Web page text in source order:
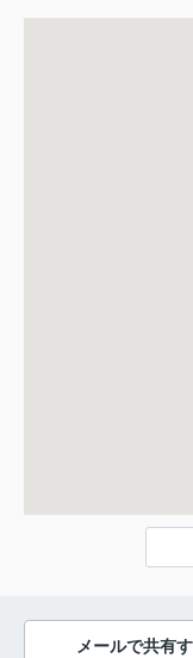
メールで共有